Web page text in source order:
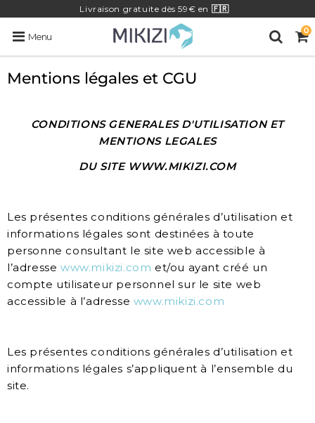
Livraison gratuite dès 59€ en 🇫🇷
Menu
0
Mentions légales et CGU
CONDITIONS GENERALES D'UTILISATION ET
MENTIONS LEGALES
DU SITE WWW.MIKIZI.COM
Les présentes conditions générales d’utilisation et
informations légales sont destinées à toute
personne consultant le site web accessible à
l’adresse www.mikizi.com et/ou ayant créé un
compte utilisateur personnel sur le site web
accessible à l’adresse www.mikizi.com
Les présentes conditions générales d’utilisation et
informations légales s’appliquent à l’ensemble du
site.